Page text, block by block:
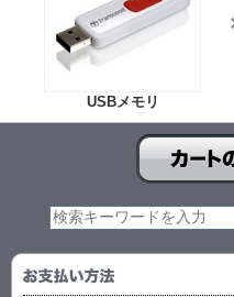
USBメモリ